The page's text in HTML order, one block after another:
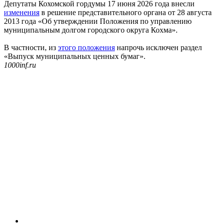
Депутаты Кохомской гордумы 17 июня 2026 года внесли
изменения в решение представительного органа от 28 августа
2013 года «Об утверждении Положения по управлению
муниципальным долгом городского округа Кохма».
В частности, из этого положения напрочь исключен раздел
«Выпуск муниципальных ценных бумаг».
1000inf.ru